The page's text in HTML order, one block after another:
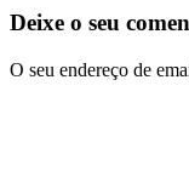
Deixe o seu
O seu endereço de